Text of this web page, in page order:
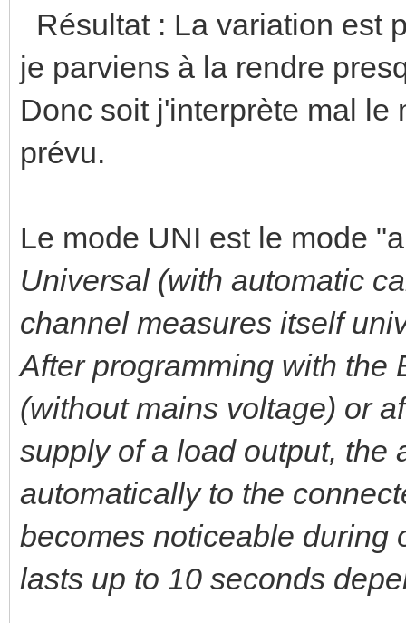
Résultat : La variation est
je parviens à la rendre
Donc soit j'interprète mal le
prévu.
Le mode UNI est le mode
Universal (with automatic
channel measures itself
After programming with the
(without mains voltage) or
supply of a load output, the
automatically to the
becomes noticeable during
lasts up to 10 seconds